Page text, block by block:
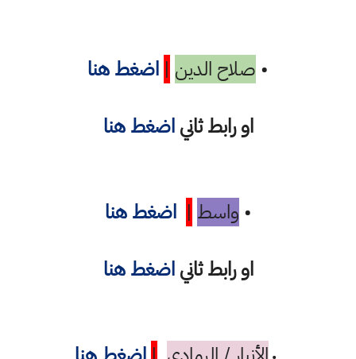
• صلاح الدين | اضغط هنا
او رابط ثانياضغط هنا
• واسط | اضغط هنا
او رابط ثانياضغط هنا